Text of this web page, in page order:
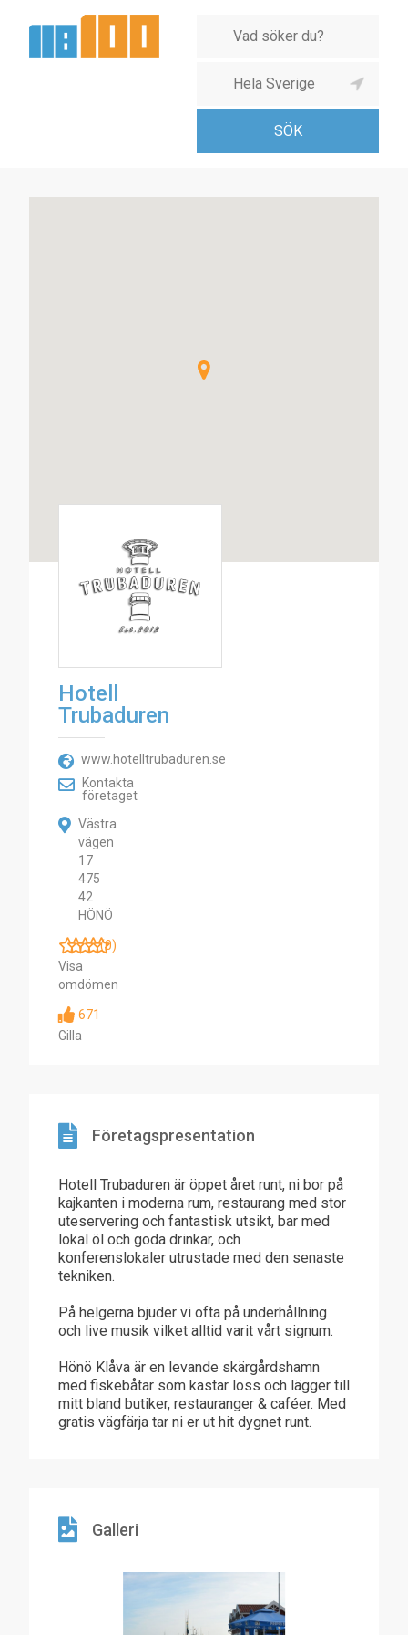
Hotell
Trubaduren
www.hotelltrubaduren.se
Kontakta
företaget
Västra
vägen
17
475
42
HÖNÖ
(0)
Visa
omdömen
671
Gilla
Företagspresentation
Hotell Trubaduren är öppet året runt, ni bor på
kajkanten i moderna rum, restaurang med stor
uteservering och fantastisk utsikt, bar med
lokal öl och goda drinkar, och
konferenslokaler utrustade med den senaste
tekniken.
På helgerna bjuder vi ofta på underhållning
och live musik vilket alltid varit vårt signum.
Hönö Klåva är en levande skärgårdshamn
med fiskebåtar som kastar loss och lägger till
mitt bland butiker, restauranger & caféer. Med
gratis vägfärja tar ni er ut hit dygnet runt.
Galleri